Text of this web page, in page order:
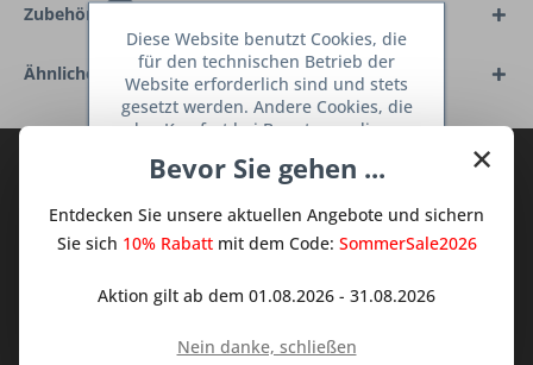
Zubehör
Ähnliche Artikel
Abonnieren Sie den kostenlosen Deine
Sie keine Neuigkeit oder Aktion mehr aus
dem Traum Küchen - Shop.
Ich habe dieDatenschutzbestimmungen
×
Bevor Sie gehen ...
Entdecken Sie unsere aktuellen Angebote und sichern
Sie sich 10% Rabattmit dem Code: SommerSale2026
Aktion gilt ab dem 01.08.2026 - 31.08.2026
Nein danke, schließen
Diese Website benutzt Cookies, die
für den technischen Betrieb der
Website erforderlich sind und stets
gesetzt werden. Andere Cookies, die
den Komfort bei Benutzung dieser
dienen oder die Interaktion mit
Netzwerken vereinfachen sollen,
werden nur mit Ihrer Zustimmung
Ablehnen